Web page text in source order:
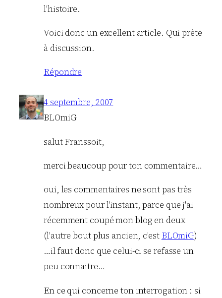
l'histoire.
Voici donc un excellent article. Qui prète
à discussion.
Répondre
4 septembre, 2007
BLOmiG
salut Franssoit,
merci beaucoup pour ton commentaire…
oui, les commentaires ne sont pas très
nombreux pour l'instant, parce que j'ai
récemment coupé mon blog en deux
(l'autre bout plus ancien, c'est BLOmiG)
…il faut donc que celui-ci se refasse un
peu connaitre…
En ce qui concerne ton interrogation : si